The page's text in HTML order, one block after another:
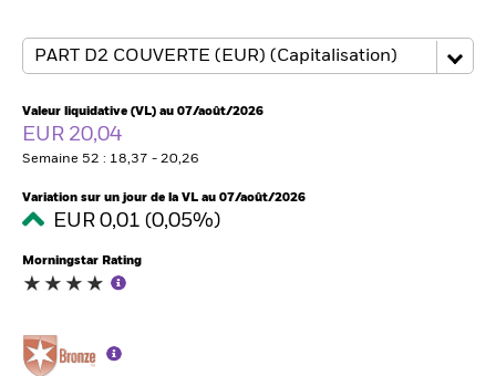
Thèmes
ETFs & Fonds indiciels
Documents
Intermédiaires financiers.
België
Change location
Valeur liquidative (VL) au 07/août/2026
EUR 20,04
Semaine 52 : 18,37 - 20,26
Variation sur un jour de la VL au 07/août/2026
EUR 0,01 (0,05%)
Morningstar Rating